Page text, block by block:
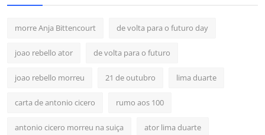
morre Anja Bittencourt de volta para o futuro day
joao rebello ator de volta para o futuro
joao rebello morreu 21 de outubro lima duarte
carta de antonio cicero rumo aos 100
antonio cicero morreu na suiça ator lima duarte